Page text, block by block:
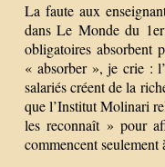
La faute aux
dans Le Monde du
obligatoires absorbent
« absorber », je crie :
salariés créent de la
que l’Institut Molinari
les reconnaît » pour
commencent